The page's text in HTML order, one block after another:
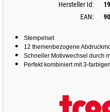
Hersteller Id:
EAN:
Stempelset
12 themenbezogene
Schneller Motivwechsel durch
Perfekt kombiniert mit 3-